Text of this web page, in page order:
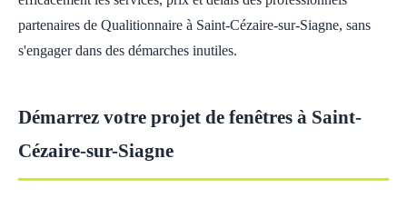
partenaires de Qualitionnaire à Saint-Cézaire-sur-Siagne, sans
s'engager dans des démarches inutiles.
Démarrez votre projet de fenêtres à Saint-
Cézaire-sur-Siagne